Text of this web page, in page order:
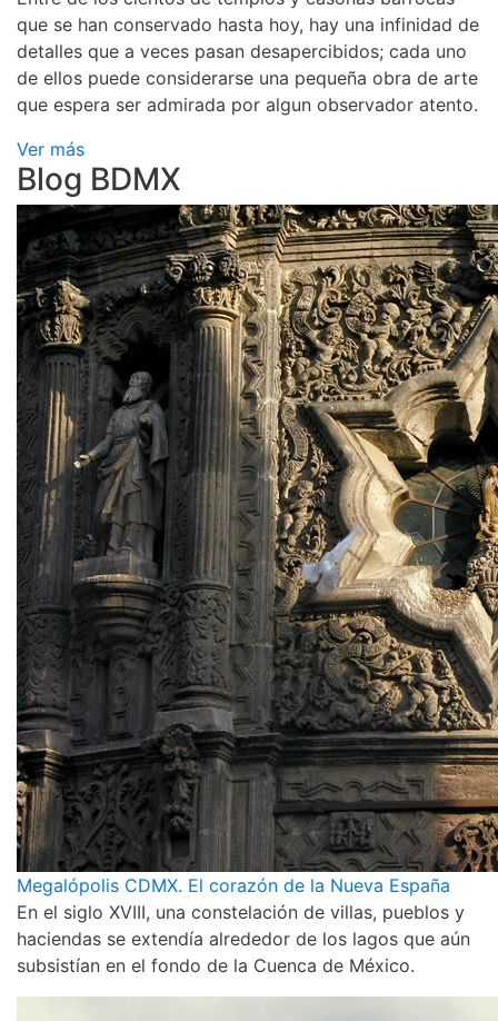
que se han conservado hasta hoy, hay una infinidad de
detalles que a veces pasan desapercibidos; cada uno
de ellos puede considerarse una pequeña obra de arte
que espera ser admirada por algun observador atento.
Ver más
Blog BDMX
Megalópolis CDMX. El corazón de la Nueva España
En el siglo XVIII, una constelación de villas, pueblos y
haciendas se extendía alrededor de los lagos que aún
subsistían en el fondo de la Cuenca de México.